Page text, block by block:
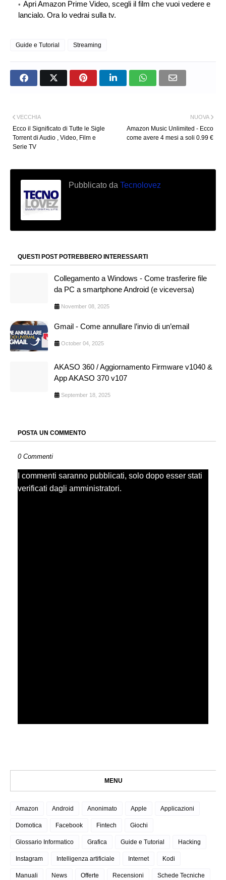
Apri Amazon Prime Video, scegli il film che vuoi vedere e
lancialo. Ora lo vedrai sulla tv.
Guide e Tutorial Streaming
NUOVA
Amazon Music Unlimited - Ecco
come avere 4 mesi a soli 0.99 €
VECCHIA
Ecco il Significato di Tutte le Sigle
Torrent di Audio , Video, Film e
Serie TV
Pubblicato da Tecnolovez
QUESTI POST POTREBBERO INTERESSARTI
Collegamento a Windows - Come trasferire file
da PC a smartphone Android (e viceversa)
November 08, 2025
Gmail - Come annullare l’invio di un’email
October 04, 2025
AKASO 360 / Aggiornamento Firmware v1040 &
App AKASO 370 v107
September 18, 2025
POSTA UN COMMENTO
0 Commenti
I commenti saranno pubblicati, solo dopo esser stati
verificati dagli amministratori.
MENU
Amazon Android Anonimato Apple Applicazioni
Domotica Facebook Fintech Giochi
Glossario Informatico Grafica Guide e Tutorial Hacking
Instagram Intelligenza artificiale Internet Kodi
Manuali News Offerte Recensioni Schede Tecniche